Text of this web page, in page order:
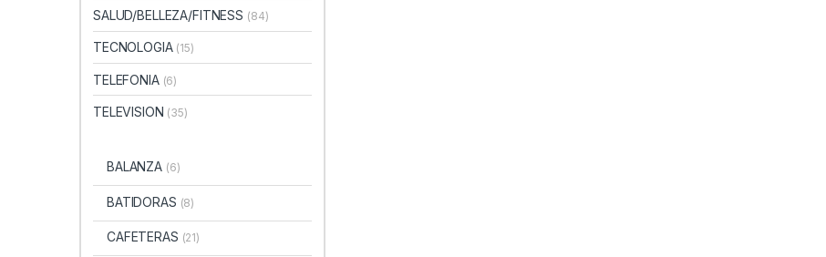
SALUD/BELLEZA/FITNESS (84)
TECNOLOGIA (15)
TELEFONIA (6)
TELEVISION (35)
BALANZA (6)
BATIDORAS (8)
CAFETERAS (21)